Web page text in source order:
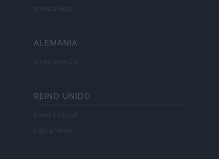
InvestirMag
ALEMANIA
Investieren24
REINO UNIDO
News Hub UK
Lgbtq News